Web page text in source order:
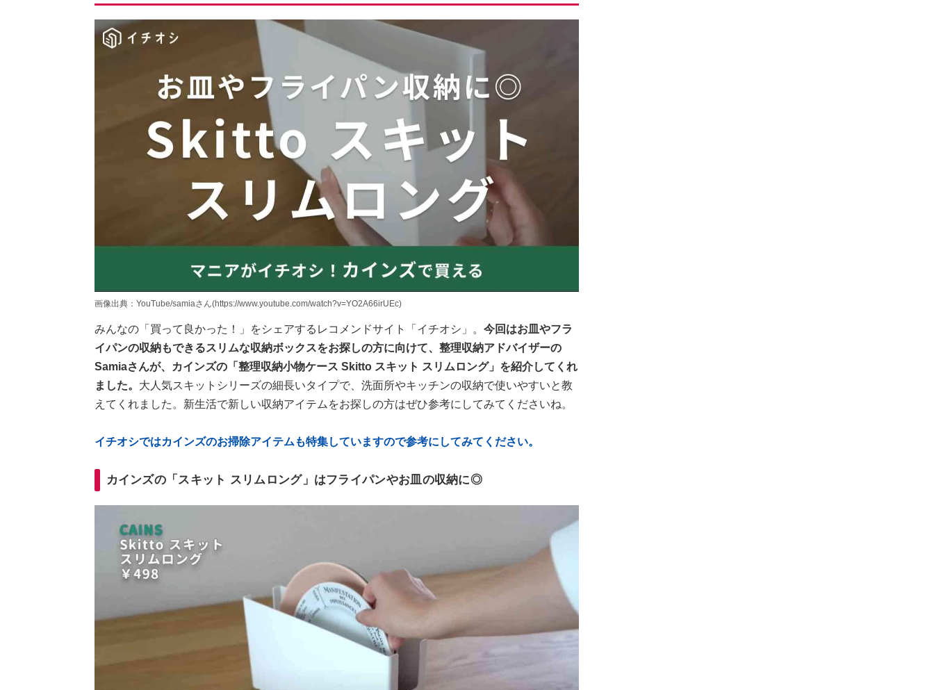
画像出典：YouTube/samiaさん(https://www.youtube.com/watch?v=YO2A66irUEc)
みんなの「買って良かった！」をシェアするレコメンドサイト「イチオシ」。 今回はお皿やフラ
イパンの収納もできるスリムな収納ボックスをお探しの方に向けて、整理収納アドバイザーの
Samiaさんが、カインズの「整理収納小物ケース Skitto スキット スリムロング」を紹介してくれ
ました。 大人気スキットシリーズの細長いタイプで、洗面所やキッチンの収納で使いやすいと教
えてくれました。新生活で新しい収納アイテムをお探しの方はぜひ参考にしてみてくださいね。
イチオシではカインズのお掃除アイテムも特集していますので参考にしてみてください。
カインズの「スキット スリムロング」はフライパンやお皿の収納に◎